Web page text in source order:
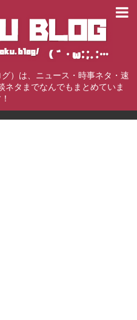
）は、ニュース・時事ネタ・速
ネタまでなんでもまとめていま